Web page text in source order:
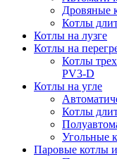
Дровяные
Котлы
Котлы на лузге
Котлы на
Котлы
PV3-D
Котлы на угле
Котлы
Угольные
Паровые котлы